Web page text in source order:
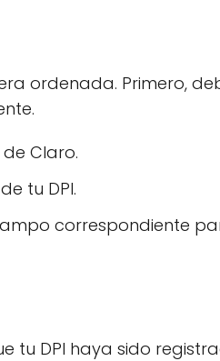
ordenada. Primero,
Claro.
tu DPI.
correspondiente
tu DPI haya sido